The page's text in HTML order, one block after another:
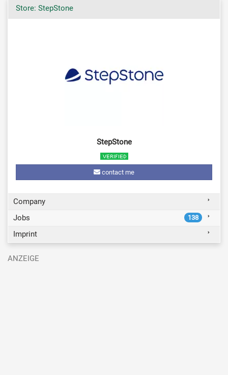
Store: StepStone
StepStone
contact me
Company
Jobs
138
Imprint